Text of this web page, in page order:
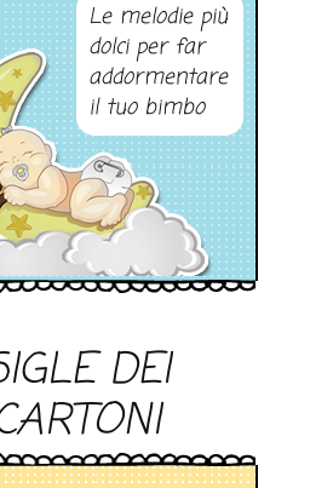
Le melodie più
dolci per far
addormentare
il tuo bimbo
DEI